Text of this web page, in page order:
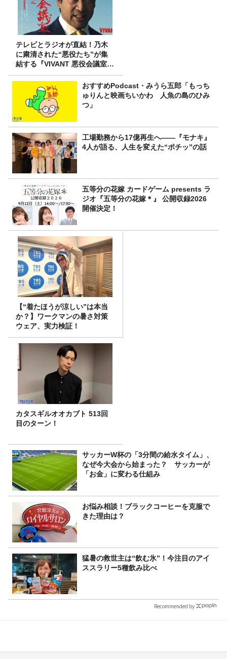
テレビとラジオが直結！乃木
に粛清された“悪役たち”が集
結する『VIVANT 悪役会議室』
7/26(日)23時スタート！
おすすめPodcast・みうら五郎「もっち
ゅりんと映画ちいかわ 人魚の島のひみ
つ」
工場勤務から17億再生へ——『モナキ』
4人が語る、人生を変えた“ポチッ”の話
五等分の花嫁 カードゲーム presents ラ
ジオ『五等分の花嫁＊』 公開収録2026
開催決定！
【“着たほうが涼しい”は本当
か？】ワークマンの暑さ対策
ウェア、実力検証！
カタスギルオオカブト 513回
目のターン！
サッカーW杯の「3分間の給水タイム」、
なぜ今大会から始まった？ サッカーが
「お金」に変わる仕組み
お悩み相談！ブラックコーヒーを克服で
きた理由は？
猛暑の救世主は“飲む氷”！今注目のアイ
ススラリー5種飲み比べ
Recommended by